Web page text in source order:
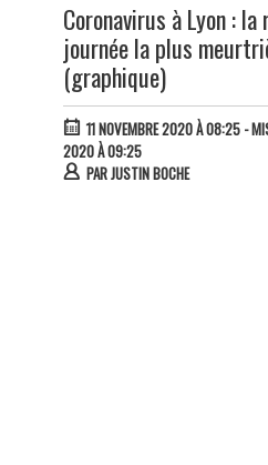
Coronavirus à Lyon :
journée la plus
(graphique)
11 NOVEMBRE 2020 À 08:25-
2020 À 09:25
PARJUSTIN BOCHE